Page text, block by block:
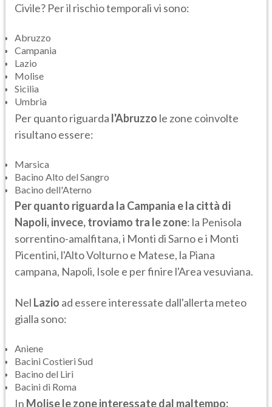
Civile? Per il rischio temporali vi sono:
Abruzzo
Campania
Lazio
Molise
Sicilia
Umbria
Per quanto riguarda l'Abruzzo le zone coinvolte
risultano essere:
Marsica
Bacino Alto del Sangro
Bacino dell'Aterno
Per quanto riguarda la Campania e la città di
Napoli, invece, troviamo tra le zone: la Penisola
sorrentino-amalfitana, i Monti di Sarno e i Monti
Picentini, l'Alto Volturno e Matese, la Piana
campana, Napoli, Isole e per finire l'Area vesuviana.
Nel Lazio ad essere interessate dall'allerta meteo
gialla sono:
Aniene
Bacini Costieri Sud
Bacino del Liri
Bacini di Roma
In Molise le zone interessate dal maltempo: